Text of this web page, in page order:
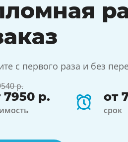
с первого раза и без
р.
7950 р. от
срок